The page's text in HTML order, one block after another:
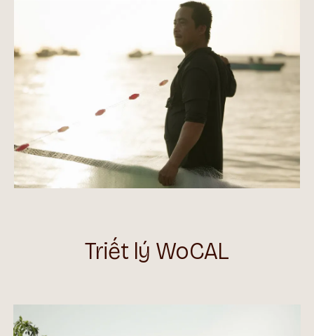
Triết lý WoCAL